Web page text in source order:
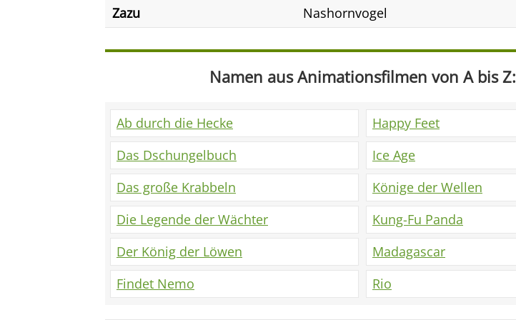
Zazu
Nashornvogel
Namen aus Animationsfilmen von A bis Z:
Ab durch die Hecke
Das Dschungelbuch
Das große Krabbeln
Die Legende der Wächter
Der König der Löwen
Findet Nemo
Happy Feet
Ice Age
Könige der Wellen
Kung-Fu Panda
Madagascar
Rio